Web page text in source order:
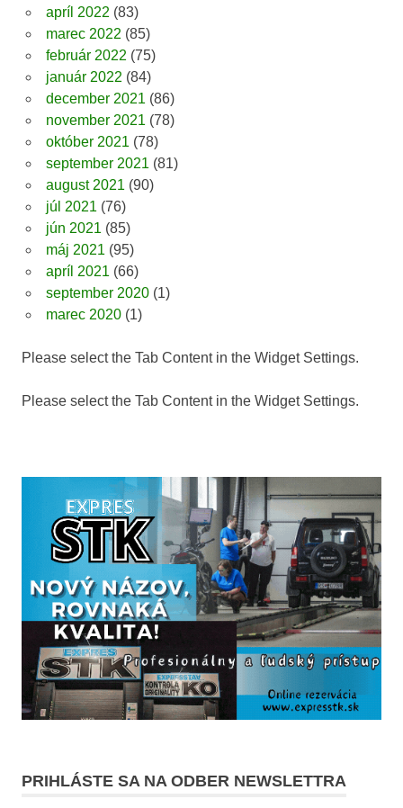
apríl 2022 (83)
marec 2022 (85)
február 2022 (75)
január 2022 (84)
december 2021 (86)
november 2021 (78)
október 2021 (78)
september 2021 (81)
august 2021 (90)
júl 2021 (76)
jún 2021 (85)
máj 2021 (95)
apríl 2021 (66)
september 2020(1)
marec 2020(1)
Please select the Tab Content in the Widget Settings.
Please select the Tab Content in the Widget Settings.
PRIHLÁSTE SA NA ODBER NEWSLETTRA